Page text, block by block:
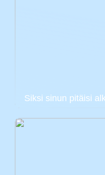
Siksi sinun pitäisi